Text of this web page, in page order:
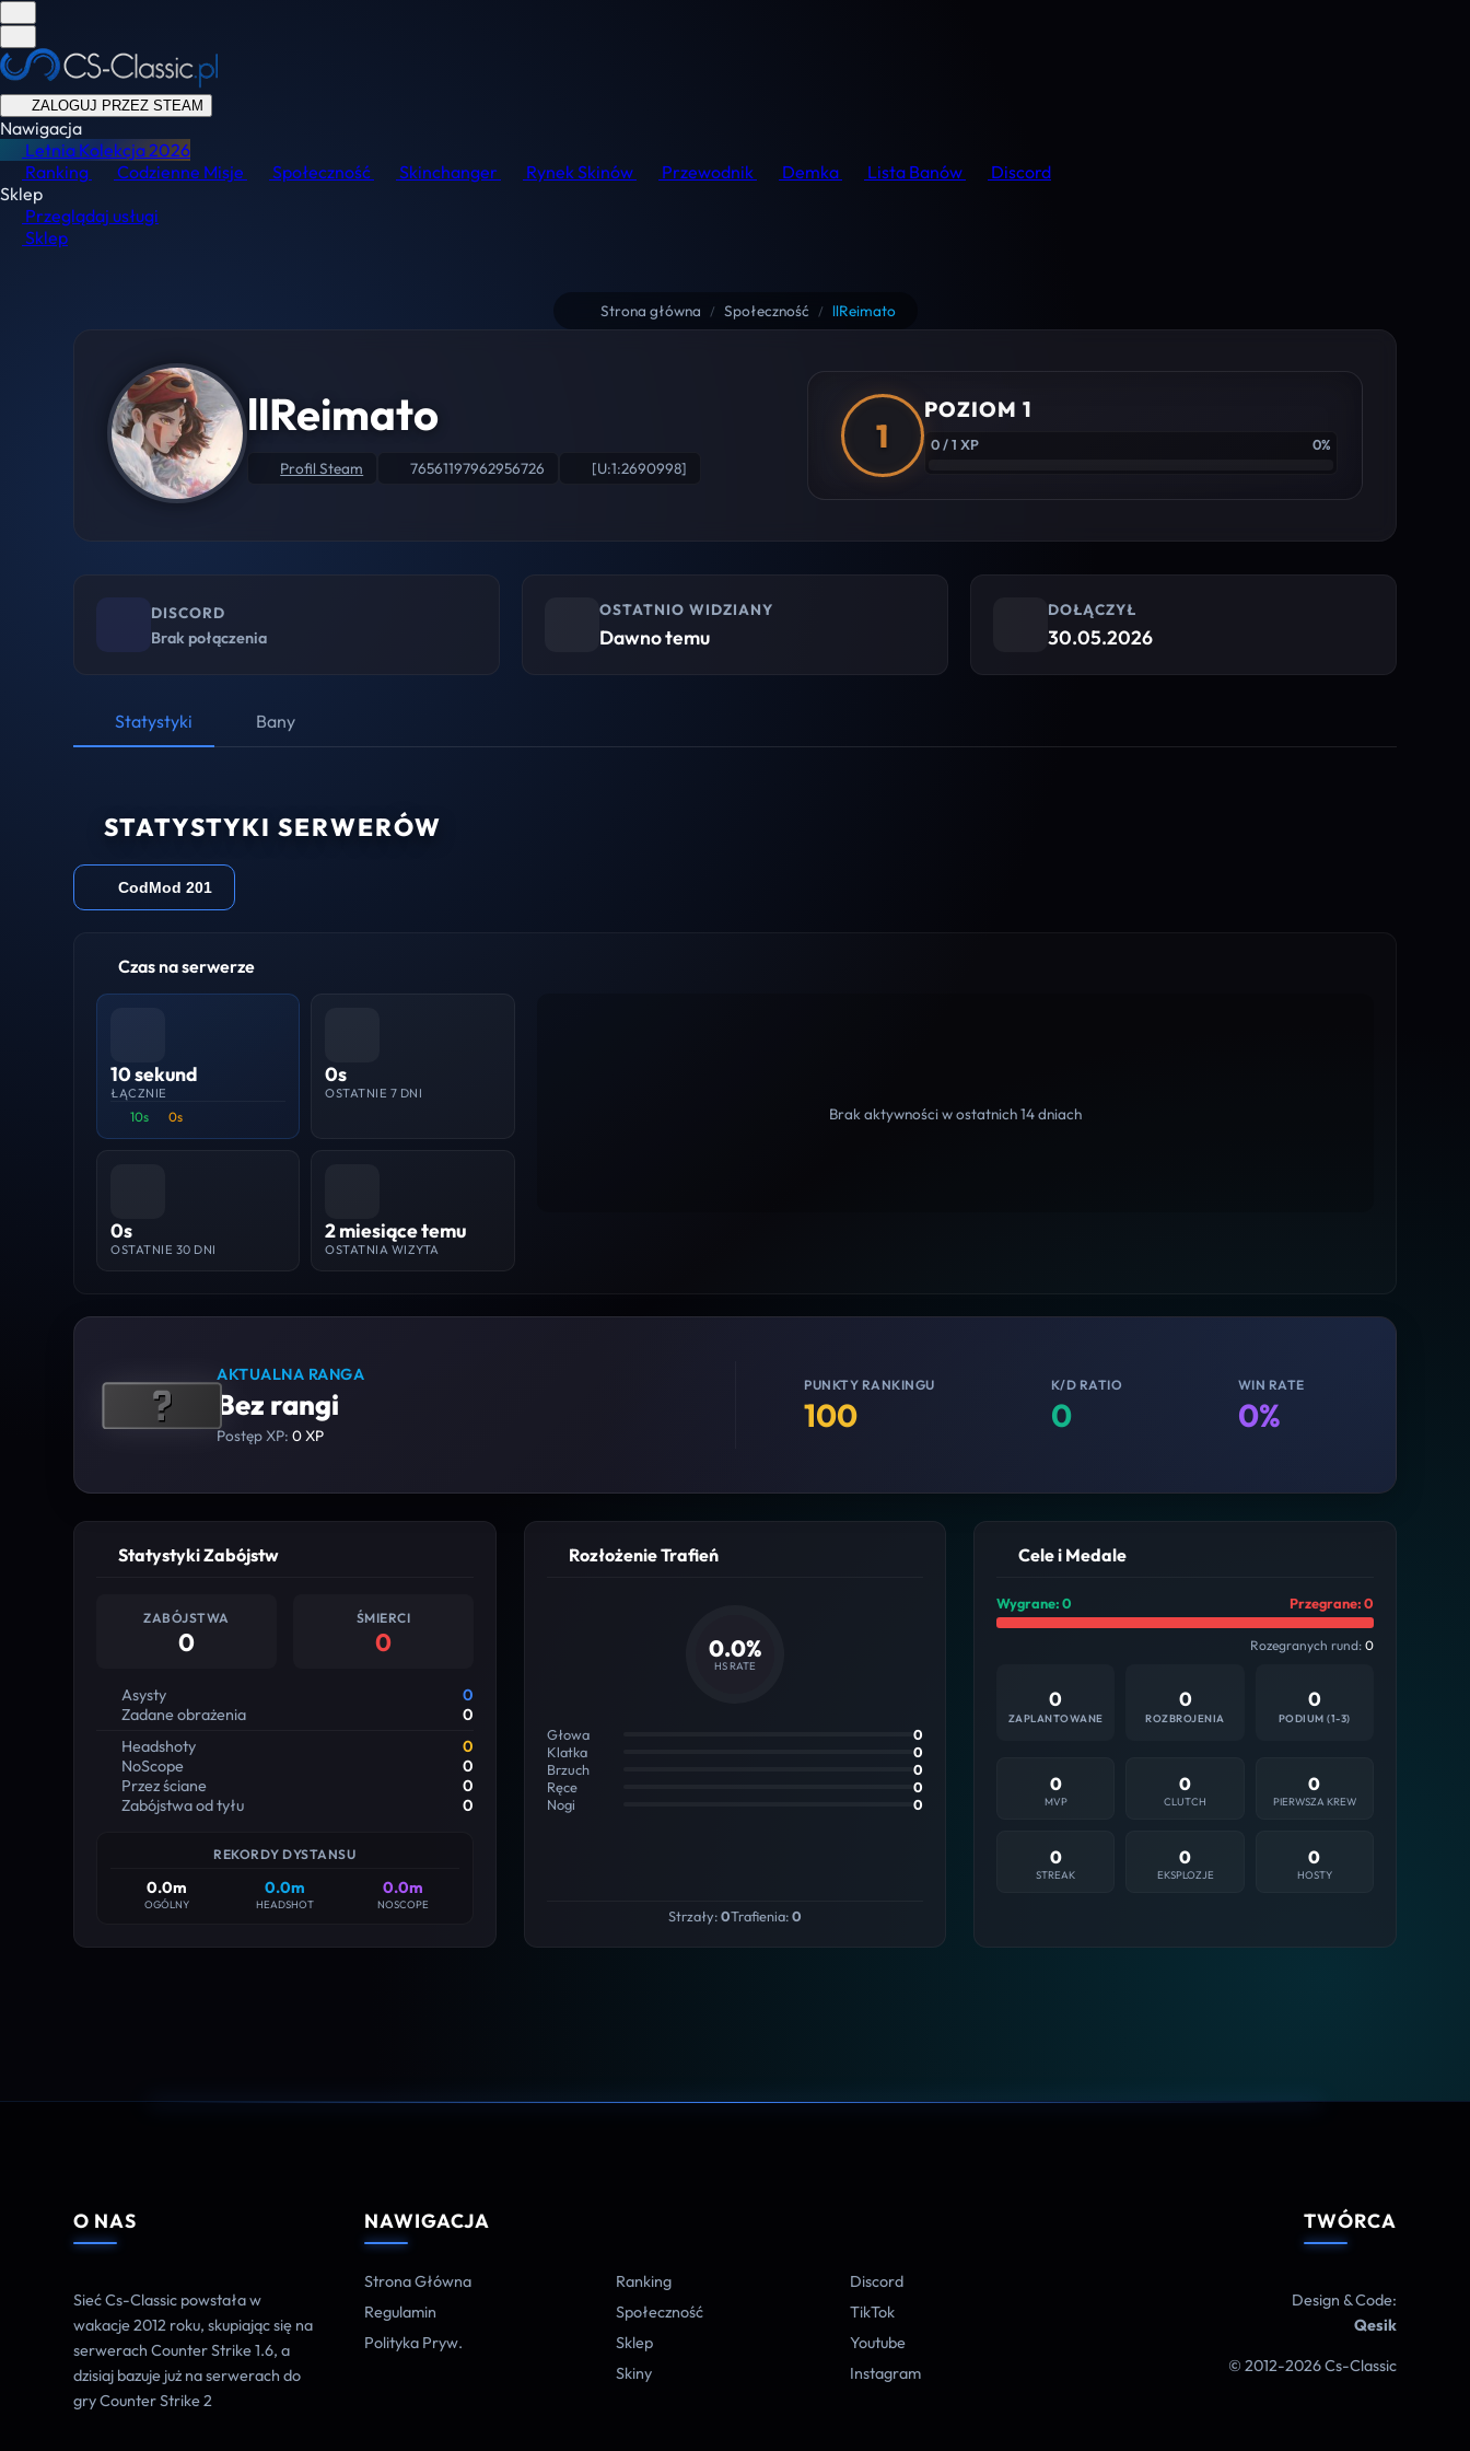
ZALOGUJ PRZEZ STEAM
Nawigacja
Letnia Kolekcja2026
Ranking
Codzienne Misje Społeczność Skinchanger Rynek Skinów Przewodnik Demka Lista Banów
Discord
Sklep
Przeglądaj usługi
Sklep
Strona główna / Społeczność / llReimato
llReimato
Profil Steam 76561197962956726 [U:1:2690998]
1
POZIOM 1
0 / 1 XP 0%
DISCORD
Brak połączenia
OSTATNIO WIDZIANY
Dawno temu
DOŁĄCZYŁ
30.05.2026
Statystyki Bany
STATYSTYKI SERWERÓW
CodMod 201
Czas na serwerze
10 sekund
ŁĄCZNIE
10s 0s
0s
OSTATNIE 7 DNI
0s
OSTATNIE 30 DNI
2 miesiące temu
OSTATNIA WIZYTA
Brak aktywności w ostatnich 14 dniach
AKTUALNA RANGA
Bez rangi
Postęp XP:0 XP
PUNKTY RANKINGU
100
K/D RATIO
0
WIN RATE
0%
Statystyki Zabójstw
ZABÓJSTWA
0
ŚMIERCI
0
Asysty
0
Zadane obrażenia
0
Headshoty
0
NoScope
0
Przez ściane
0
Zabójstwa od tyłu
0
REKORDY DYSTANSU
0.0m
OGÓLNY
0.0m
HEADSHOT
0.0m
NOSCOPE
Rozłożenie Trafień
0.0%
HS RATE
Głowa
0
Klatka
0
Brzuch
0
Ręce
0
Nogi
0
Strzały:0Trafienia:0
Cele i Medale
Wygrane: 0 Przegrane: 0
Rozegranych rund: 0
0
ZAPLANTOWANE
0
ROZBROJENIA
0
PODIUM (1-3)
0
MVP
0
CLUTCH
0
PIERWSZA KREW
0
STREAK
0
EKSPLOZJE
0
HOSTY
O NAS
Sieć Cs-Classic powstała w
wakacje 2012 roku, skupiając się na
serwerach Counter Strike 1.6, a
dzisiaj bazuje już na serwerach do
gry Counter Strike 2
NAWIGACJA
Strona Główna
Regulamin
Polityka Pryw.
Ranking
Społeczność
Sklep
Skiny
Discord
TikTok
Youtube
Instagram
TWÓRCA
Design & Code:
Qesik
© 2012-2026 Cs-Classic